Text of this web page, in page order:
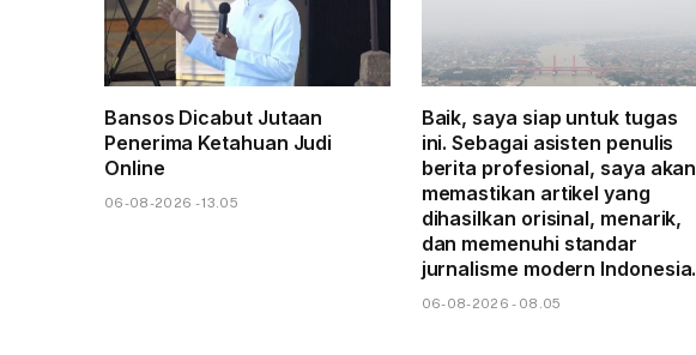
Bansos Dicabut Jutaan
Penerima Ketahuan Judi
Online
06-08-2026 - 13.05
Baik, saya siap untuk tugas
ini. Sebagai asisten penulis
berita profesional, saya akan
memastikan artikel yang
dihasilkan orisinal, menarik,
dan memenuhi standar
jurnalisme modern Indonesia.
06-08-2026 - 08.05